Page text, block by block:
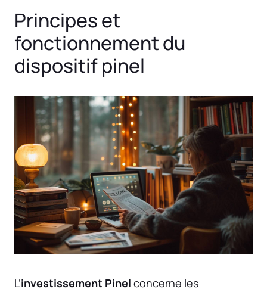
Principes et
fonctionnement du
dispositif pinel
L’investissement Pinel concerne les